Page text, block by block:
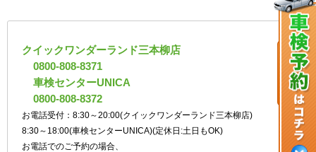
クイックワンダーランド三本柳店
0800-808-8371
車検センターUNICA
0800-808-8372
お電話受付：8:30～20:00(クイックワンダーランド三本柳店)
8:30～18:00(車検センターUNICA)(定休日:土日もOK)
お電話でのご予約の場合、